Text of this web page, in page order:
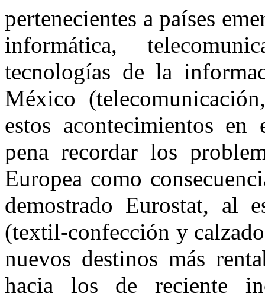
pertenecientes a países
informática,
tecnologías de la
México
estos acontecimientos
pena recordar los
Europea como
demostrado Eurostat, al
(textil-confección y
nuevos destinos más
hacia los de reciente